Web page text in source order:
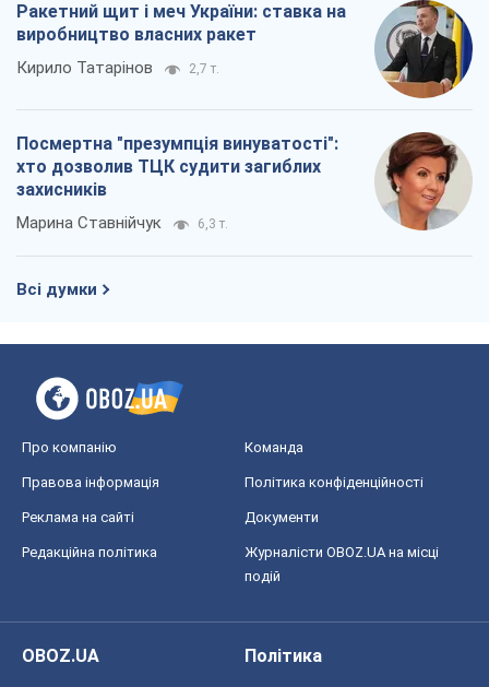
Ракетний щит і меч України: ставка на
виробництво власних ракет
Кирило Татарінов 2,7 т.
Посмертна "презумпція винуватості":
хто дозволив ТЦК судити загиблих
захисників
Марина Ставнійчук 6,3 т.
Всі думки
Про компанію Команда
Правова інформація Політика конфіденційності
Реклама на сайті Документи
Редакційна політика
Журналісти OBOZ.UA на місці
подій
OBOZ.UA
Політика